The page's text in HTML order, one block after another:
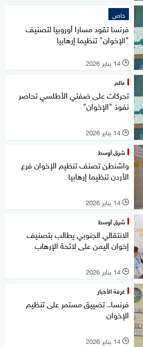
خاص
فرنسا تقود مسارا أوروبيا لتصنيف
"الإخوان" تنظيما إرهابيا
l 14 يناير 2026
عالم
تحركات على ضفتي الأطلسي تحاصر
نفوذ "الإخوان"
l 14 يناير 2026
شرق أوسط
واشنطن تصنف تنظيم الإخوان فرع
الأردن تنظيما إرهابيا
l 14 يناير 2026
شرق أوسط
الانتقالي الجنوبي يطالب بتصنيف
إخوان اليمن على لائحة الإرهاب
l 14 يناير 2026
غرفة الأخبار
فرنسا.. تضييق مستمر على تنظيم
الإخوان
l 14 يناير 2026